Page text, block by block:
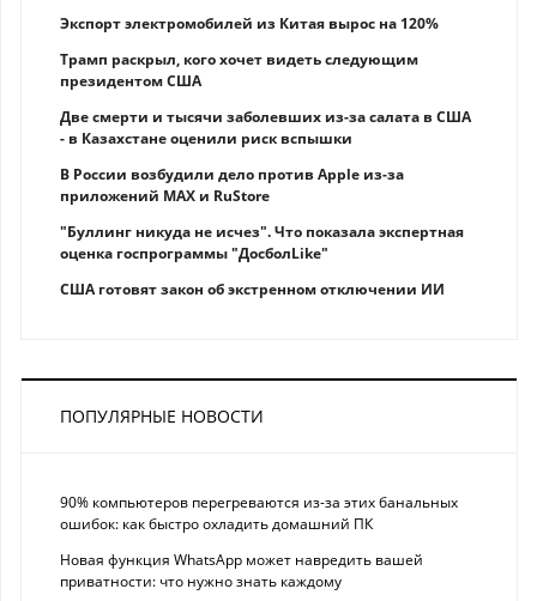
Экспорт электромобилей из Китая вырос на 120%
Трамп раскрыл, кого хочет видеть следующим
президентом США
Две смерти и тысячи заболевших из-за салата в США
- в Казахстане оценили риск вспышки
В России возбудили дело против Apple из-за
приложений MAX и RuStore
"Буллинг никуда не исчез". Что показала экспертная
оценка госпрограммы "ДосболLike"
США готовят закон об экстренном отключении ИИ
ПОПУЛЯРНЫЕ НОВОСТИ
90% компьютеров перегреваются из-за этих банальных
ошибок: как быстро охладить домашний ПК
Новая функция WhatsApp может навредить вашей
приватности: что нужно знать каждому